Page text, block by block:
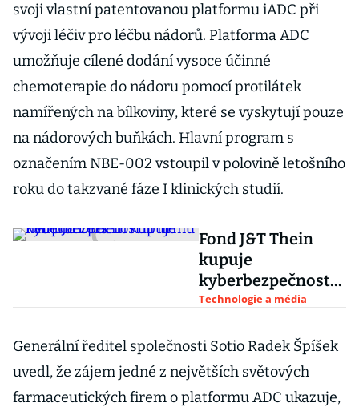
svoji vlastní patentovanou platformu iADC při
vývoji léčiv pro léčbu nádorů. Platforma ADC
umožňuje cílené dodání vysoce účinné
chemoterapie do nádoru pomocí protilátek
namířených na bílkoviny, které se vyskytují pouze
na nádorových buňkách. Hlavní program s
označením NBE-002 vstoupil v polovině letošního
roku do takzvané fáze I klinických studií.
Fond J&T Thein
kupuje
kyberbezpečnostní
firmu net.pointers
Technologie a média
Generální ředitel společnosti Sotio Radek Špíšek
uvedl, že zájem jedné z největších světových
farmaceutických firem o platformu ADC ukazuje,